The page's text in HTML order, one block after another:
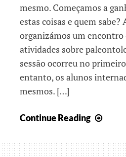
mesmo. Começamos a
estas coisas e quem sabe?
organizámos um encontro
atividades sobre
sessão ocorreu no
entanto, os alunos
mesmos. […]
Continue Reading
fazer